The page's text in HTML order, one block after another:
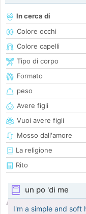
In cerca di
Colore occhi
Colore capelli
Tipo di corpo
Formato
peso
Avere figli
Vuoi avere figli
Mosso dall'amore
La religione
Rito
un po 'di me
I'm a simple and soft